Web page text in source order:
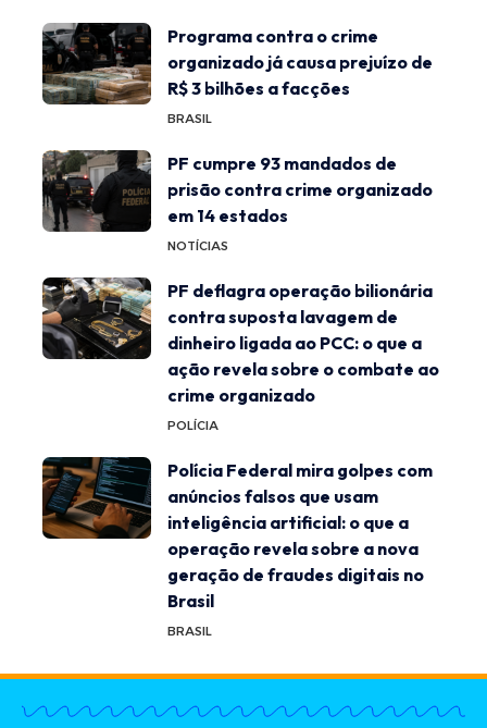
Programa contra o crime
organizado já causa prejuízo de
R$ 3 bilhões a facções
BRASIL
PF cumpre 93 mandados de
prisão contra crime organizado
em 14 estados
NOTÍCIAS
PF deflagra operação bilionária
contra suposta lavagem de
dinheiro ligada ao PCC: o que a
ação revela sobre o combate ao
crime organizado
POLÍCIA
Polícia Federal mira golpes com
anúncios falsos que usam
inteligência artificial: o que a
operação revela sobre a nova
geração de fraudes digitais no
Brasil
BRASIL